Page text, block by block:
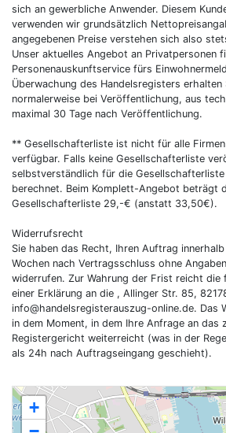
+
sich an gewerbliche Anwender. Diesem
verwenden wir grundsätzlich
angegebenen Preise verstehen sich also
Unser aktuelles Angebot an Privatpersonen
Personenauskunftservice fürs
Überwachung des Handelsregisters erhalten
normalerweise bei Veröffentlichung, aus
maximal 30 Tage nach Veröffentlichung.
** Gesellschafterliste ist nicht für alle
verfügbar. Falls keine Gesellschafterliste
selbstverständlich für die Gesellschafterliste
berechnet. Beim Komplett-Angebot beträgt
Gesellschafterliste 29,-€ (anstatt 33,50€).
Widerrufsrecht
Sie haben das Recht, Ihren Auftrag
Wochen nach Vertragsschluss ohne
widerrufen. Zur Wahrung der Frist reicht die
einer Erklärung an die , Allinger Str. 85,
info@handelsregisterauszug-online.de. Das
in dem Moment, in dem Ihre Anfrage an das
Registergericht weiterreicht (was in der
als 24h nach Auftragseingang geschieht).